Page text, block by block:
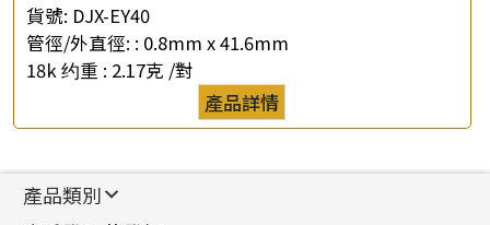
貨號: DJX-EY40
管徑/外直徑: : 0.8mm x 41.6mm
18k 约重 : 2.17克 /對
產品詳情
產品類別